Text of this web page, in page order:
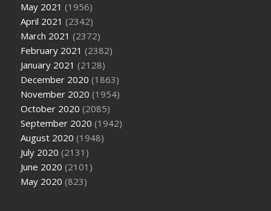
May 2021 (1956)
April 2021 (2342)
March 2021 (2372)
February 2021 (2382)
January 2021 (2128)
December 2020 (1863)
November 2020 (1954)
October 2020 (2085)
September 2020 (1942)
August 2020 (1948)
July 2020 (2131)
June 2020 (2101)
May 2020 (823)